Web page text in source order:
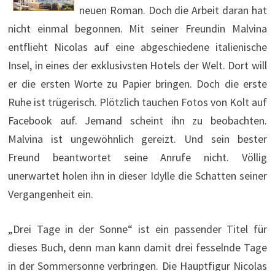
neuen Roman. Doch die Arbeit daran hat
nicht einmal begonnen. Mit seiner Freundin Malvina
entflieht Nicolas auf eine abgeschiedene italienische
Insel, in eines der exklusivsten Hotels der Welt. Dort will
er die ersten Worte zu Papier bringen. Doch die erste
Ruhe ist trügerisch. Plötzlich tauchen Fotos von Kolt auf
Facebook auf. Jemand scheint ihn zu beobachten.
Malvina ist ungewöhnlich gereizt. Und sein bester
Freund beantwortet seine Anrufe nicht. Völlig
unerwartet holen ihn in dieser Idylle die Schatten seiner
Vergangenheit ein.
„Drei Tage in der Sonne“ ist ein passender Titel für
dieses Buch, denn man kann damit drei fesselnde Tage
in der Sommersonne verbringen. Die Hauptfigur Nicolas